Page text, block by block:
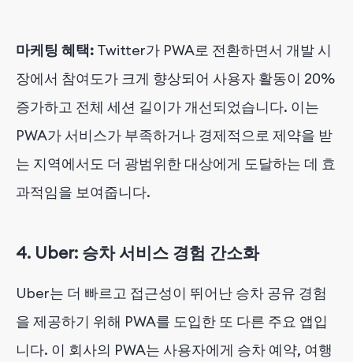
마케팅 혜택: Twitter가 PWA로 전환하면서 개발 시
장에서 참여도가 크게 향상되어 사용자 활동이 20%
증가하고 전체 세션 길이가 개선되었습니다. 이는
PWA가 서비스가 부족하거나 경제적으로 제약을 받
는 지역에서도 더 광범위한 대상에게 도달하는 데 효
과적임을 보여줍니다.
4. Uber: 승차 서비스 경험 간소화
Uber는 더 빠르고 접근성이 뛰어난 승차 공유 경험
을 제공하기 위해 PWA를 도입한 또 다른 주요 앱입
니다. 이 회사의 PWA는 사용자에게 승차 예약, 여행